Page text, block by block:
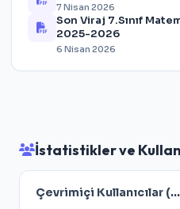
7 Nisan 2026
Son Viraj 7.Sınıf
2025-2026
6 Nisan 2026
İstatistikler ve
Çevrimiçi Kullanıcılar (...